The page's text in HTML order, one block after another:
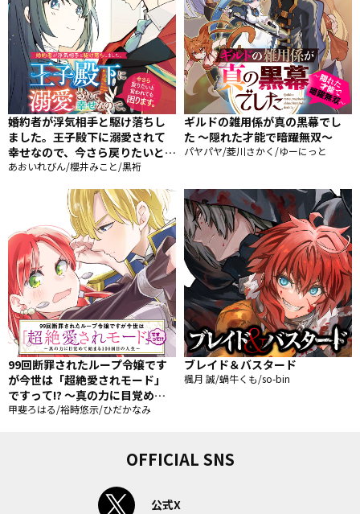
婚約者が浮気相手と駆け落ちし
ました。王子殿下に溺愛されて
幸せなので、今さら戻りたいと言
われても困ります。
あおいれびん/櫻井みこと/黒裄
ギルドの雑用係が真の黒幕でし
た ～隠れた才能で暗躍無双～
パヤパヤ/菱川さかく/ゆーにっと
99回断罪されたループ令嬢です
が今世は「超絶愛されモード」
ですって!? 〜真の力に目覚めて
始まる100回目の人生〜
甲斐ろはる/裕時悠示/ひだかなみ
ブレイド＆バスタード
楓月 誠/蝸牛くも/so-bin
OFFICIAL SNS
公式X